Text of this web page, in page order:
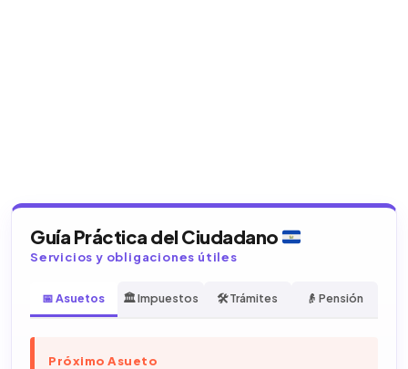
Guía Práctica del Ciudadano
Servicios y obligaciones útiles
📅 Asuetos 🏛️ Impuestos 🛠️ Trámites 👴 Pensión
Próximo Asueto